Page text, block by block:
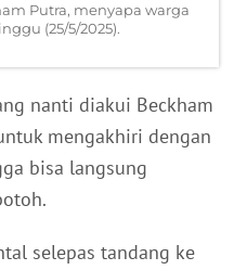
Putra, menyapa warga
(25/5/2025).
nanti diakui Beckham
mengakhiri dengan
bisa langsung
selepas tandang ke